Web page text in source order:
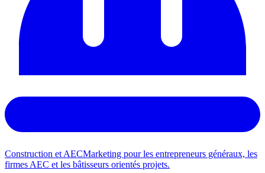
Construction et AECMarketing pour les entrepreneurs généraux, les
firmes AEC et les bâtisseurs orientés projets.